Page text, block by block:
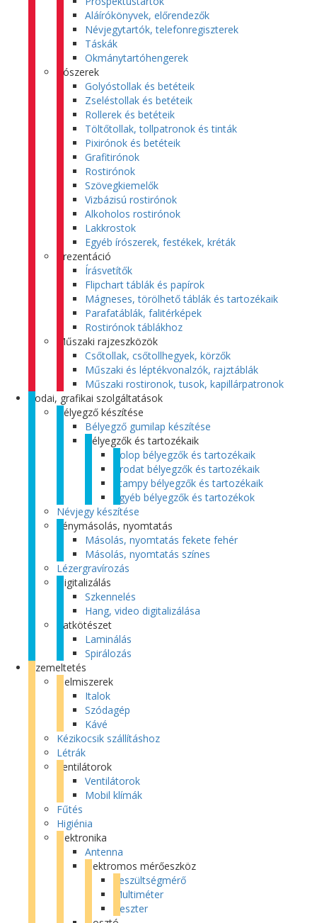
Aláírókönyvek, előrendezők
Névjegytartók, telefonregiszterek
Táskák
Okmánytartóhengerek
Írószerek
Golyóstollak és betéteik
Zseléstollak és betéteik
Rollerek és betéteik
Töltőtollak, tollpatronok és tinták
Pixirónok és betéteik
Grafitirónok
Rostirónok
Szövegkiemelők
Vizbázisú rostirónok
Alkoholos rostirónok
Lakkrostok
Egyéb írószerek, festékek, kréták
Prezentáció
Írásvetítők
Flipchart táblák és papírok
Mágneses, törölhető táblák és tartozékaik
Parafatáblák, falitérképek
Rostirónok táblákhoz
Műszaki rajzeszközök
Csőtollak, csőtollhegyek, körzők
Műszaki és léptékvonalzók, rajztáblák
Műszaki rostironok, tusok, kapillárpatronok
Irodai, grafikai szolgáltatások
Bélyegző készítése
Bélyegző gumilap készítése
Bélyegzők és tartozékaik
Colop bélyegzők és tartozékaik
Trodat bélyegzők és tartozékaik
Stampy bélyegzők és tartozékaik
Egyéb bélyegzők és tartozékok
Névjegy készítése
Fénymásolás, nyomtatás
Másolás, nyomtatás fekete fehér
Másolás, nyomtatás színes
Lézergravírozás
Digitalizálás
Szkennelés
Hang, video digitalizálása
Iratkötészet
Laminálás
Spirálozás
Üzemeltetés
Élelmiszerek
Italok
Szódagép
Kávé
Kézikocsik szállításhoz
Létrák
Ventilátorok
Ventilátorok
Mobil klímák
Fűtés
Higiénia
Elektronika
Antenna
Elektromos mérőeszköz
Feszültségmérő
Multiméter
Teszter